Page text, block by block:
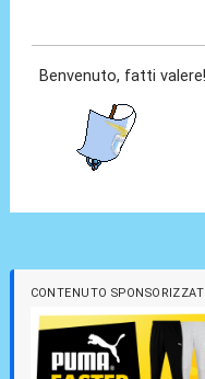
Benvenuto, fatti valere!
CONTENUTO